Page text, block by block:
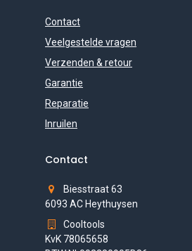
Contact
Veelgestelde vragen
Verzenden & retour
Garantie
Reparatie
Inruilen
Contact
Biesstraat 63
6093 AC Heythuysen
Cooltools
KvK 78065658